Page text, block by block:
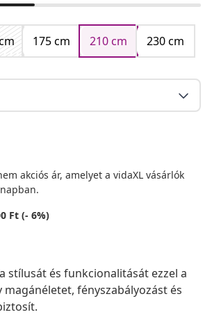
175 cm 210 cm
230 cm
akciós ár, amelyet a vidaXL vásárlók
Ft (- 6%)
stílusát és funkcionalitását ezzel a
magánéletet, fényszabályozást és